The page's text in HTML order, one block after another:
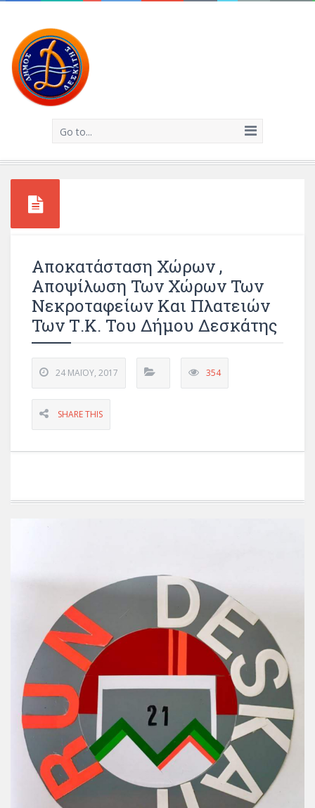
Go to...
Αποκατάσταση Χώρων ,
Αποψίλωση Των Χώρων Των
Νεκροταφείων Και Πλατειών
Των Τ.Κ. Του Δήμου Δεσκάτης
24 ΜΑΪ́ΟΥ, 2017 354
SHARE THIS